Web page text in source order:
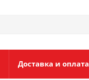
Доставка и оплата